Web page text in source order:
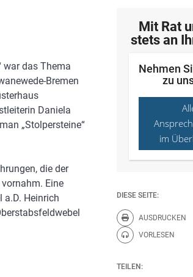
war das Thema
Bremen
Daniela
„Stolpersteine“
die der
Eine
a.D. Heinrich
Mit Rat
stets an
Nehmen
zu
im
DIESE SEITE:
AUSDRUCKEN
Diese
VORLESEN
Diese Seite
TEILEN: